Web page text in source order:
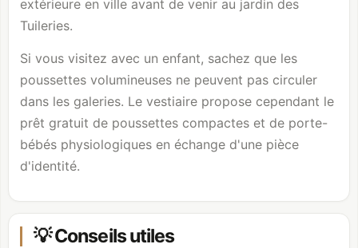
extérieure en ville avant de venir au jardin des
Tuileries.
Si vous visitez avec un enfant, sachez que les
poussettes volumineuses ne peuvent pas circuler
dans les galeries. Le vestiaire propose cependant le
prêt gratuit de poussettes compactes et de porte-
bébés physiologiques en échange d'une pièce
d'identité.
💡 Conseils utiles